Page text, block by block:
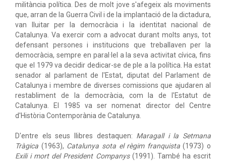
militància política. Des de molt jove s'afegeix als moviments
que, arran de la Guerra Civil i de la implantació de la dictadura,
van lluitar per la democràcia i la identitat nacional de
Catalunya. Va exercir com a advocat durant molts anys, tot
defensant persones i institucions que treballaven per la
democràcia, sempre en paral·lel a la seva activitat cívica, fins
que el 1979 va decidir dedicar-se de ple a la política. Ha estat
senador al parlament de l'Estat, diputat del Parlament de
Catalunya i membre de diverses comissions que ajudaren al
restabliment de la democràcia, com la de l'Estatut de
Catalunya. El 1985 va ser nomenat director del Centre
d'Història Contemporània de Catalunya.
D'entre els seus llibres destaquen: Maragall i la Setmana
Tràgica (1963), Catalunya sota el règim franquista(1973) o
Exili i mort del President Companys(1991). També ha escrit